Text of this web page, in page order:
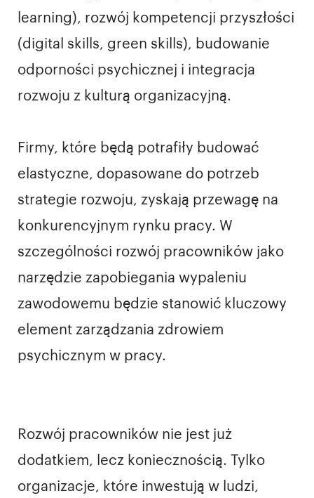
learning), rozwój kompetencji przyszłości
(digital skills, green skills), budowanie
odporności psychicznej i integracja
rozwoju z kulturą organizacyjną.
Firmy, które będą potrafiły budować
elastyczne, dopasowane do potrzeb
strategie rozwoju, zyskają przewagę na
konkurencyjnym rynku pracy. W
szczególności rozwój pracowników jako
narzędzie zapobiegania wypaleniu
zawodowemu będzie stanowić kluczowy
element zarządzania zdrowiem
psychicznym w pracy.
Rozwój pracowników nie jest już
dodatkiem, lecz koniecznością. Tylko
organizacje, które inwestują w ludzi,